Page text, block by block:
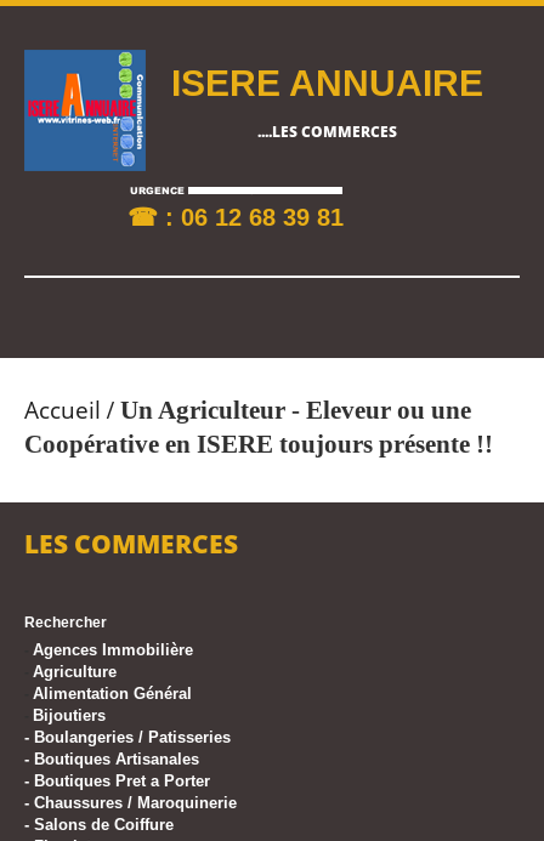
ISERE ANNUAIRE
....LES COMMERCES
☎ : 06 12 68 39 81
Accueil / Un Agriculteur - Eleveur ou une
Coopérative en ISERE toujours présente !!
LES COMMERCES
Rechercher
Agences Immobilière
Agriculture
Alimentation Général
Bijoutiers
- Boulangeries / Patisseries
- Boutiques Artisanales
- Boutiques Pret a Porter
- Chaussures / Maroquinerie
- Salons de Coiffure